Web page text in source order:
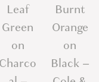
Leaf
Green
on
Charco
Burnt
Orange
on
Black –